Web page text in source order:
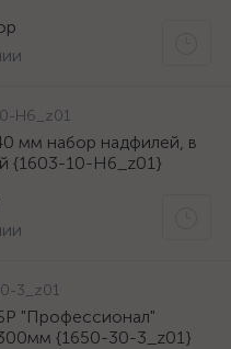
H6_z01
мм набор надфилей, в
{1603-10-H6_z01}
3_z01
"Профессионал"
{1650-30-3_z01}